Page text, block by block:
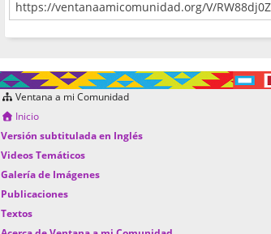
Ventana a mi Comunidad
Inicio
Versión subtitulada en Inglés
Videos Temáticos
Galería de Imágenes
Publicaciones
Textos